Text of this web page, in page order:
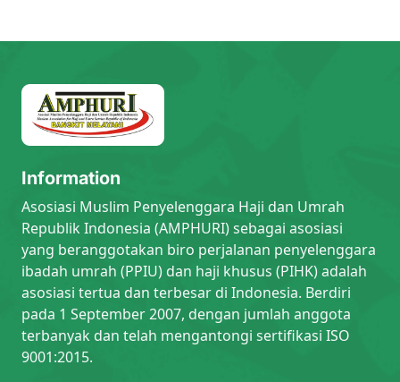
Information
Asosiasi Muslim Penyelenggara Haji dan Umrah
Republik Indonesia (AMPHURI) sebagai asosiasi
yang beranggotakan biro perjalanan penyelenggara
ibadah umrah (PPIU) dan haji khusus (PIHK) adalah
asosiasi tertua dan terbesar di Indonesia. Berdiri
pada 1 September 2007, dengan jumlah anggota
terbanyak dan telah mengantongi sertifikasi ISO
9001:2015.